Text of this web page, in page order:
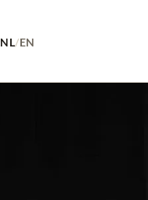
NL/EN